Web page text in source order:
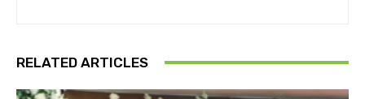
RELATED ARTICLES